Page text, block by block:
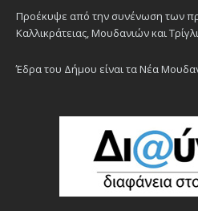
Προέκυψε από την συνένωση των
Καλλικράτειας, Μουδανιών και
Έδρα του Δήμου είναι τα Νέα